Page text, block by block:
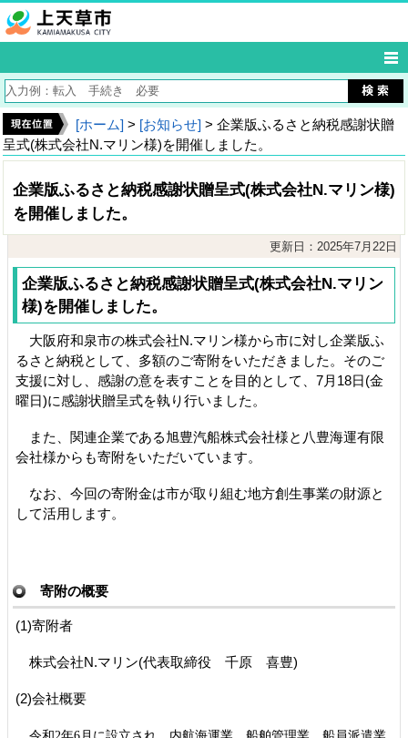
[ホーム] > [お知らせ] > 企業版ふるさと納税感謝状贈
呈式(株式会社N.マリン様)を開催しました。
企業版ふるさと納税感謝状贈呈式(株式会社N.マリン様)
を開催しました。
更新日：2025年7月22日
企業版ふるさと納税感謝状贈呈式(株式会社N.マリン
様)を開催しました。
大阪府和泉市の株式会社N.マリン様から市に対し企業版ふ
るさと納税として、多額のご寄附をいただきました。そのご
支援に対し、感謝の意を表すことを目的として、7月18日(金
曜日)に感謝状贈呈式を執り行いました。
また、関連企業である旭豊汽船株式会社様と八豊海運有限
会社様からも寄附をいただいています。
なお、今回の寄附金は市が取り組む地方創生事業の財源と
して活用します。
寄附の概要
(1)寄附者
株式会社N.マリン(代表取締役 千原 喜豊)
(2)会社概要